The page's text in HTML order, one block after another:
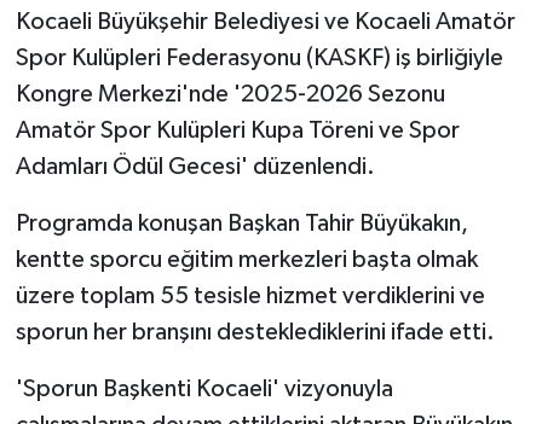
Kocaeli Büyükşehir Belediyesi ve Kocaeli Amatör
Spor Kulüpleri Federasyonu (KASKF) iş birliğiyle
Kongre Merkezi'nde '2025-2026 Sezonu
Amatör Spor Kulüpleri Kupa Töreni ve Spor
Adamları Ödül Gecesi' düzenlendi.
Programda konuşan Başkan Tahir Büyükakın,
kentte sporcu eğitim merkezleri başta olmak
üzere toplam 55 tesisle hizmet verdiklerini ve
sporun her branşını desteklediklerini ifade etti.
'Sporun Başkenti Kocaeli' vizyonuyla